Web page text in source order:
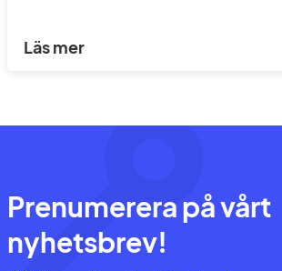
Läs mer
Prenumerera på vårt
nyhetsbrev!